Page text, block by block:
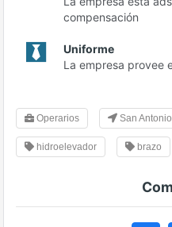
compensación
Uniforme
La empresa provee
Operarios San Antonio
hidroelevador brazo